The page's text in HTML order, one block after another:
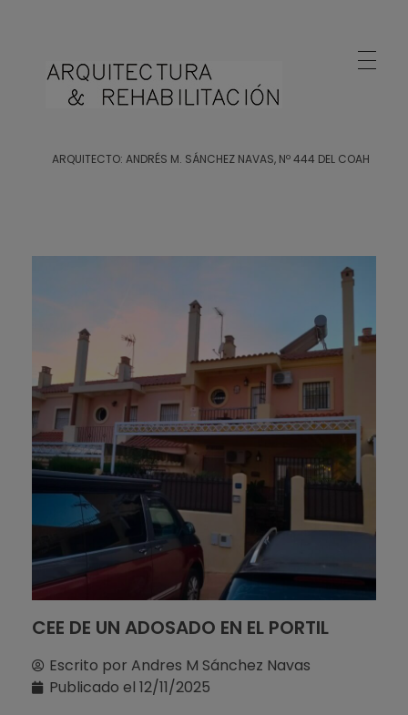
ARQUITECTO: ANDRÉS M. SÁNCHEZ NAVAS, Nº 444 DEL COAH
CEE DE UN ADOSADO EN EL PORTIL
Escrito por Andres M Sánchez Navas
Publicado el 12/11/2025